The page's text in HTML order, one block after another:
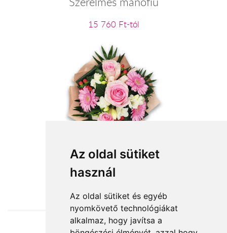
Az oldal sütiket
használ
Az oldal sütiket és egyéb
nyomkövető technológiákat
alkalmaz, hogy javítsa a
15 760 Ft-tól
Rózsaszín Harmónia
23 060 Ft-tól